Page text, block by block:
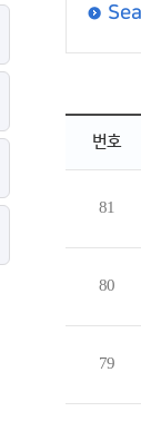
번호
81
80
79